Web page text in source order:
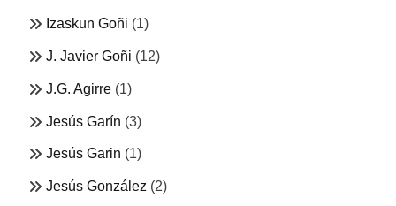
Izaskun Goñi (1)
J. Javier Goñi (12)
J.G. Agirre (1)
Jesús Garín (3)
Jesús Garin (1)
Jesús González (2)